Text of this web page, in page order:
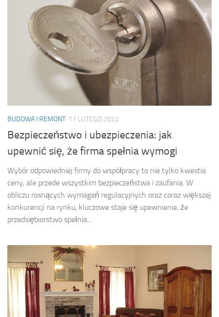
BUDOWA I REMONT 17 LUTEGO 2022
Bezpieczeństwo i ubezpieczenia: jak
upewnić się, że firma spełnia wymogi
Wybór odpowiedniej firmy do współpracy to nie tylko kwestia
ceny, ale przede wszystkim bezpieczeństwa i zaufania. W
obliczu rosnących wymagań regulacyjnych oraz coraz większej
konkurencji na rynku, kluczowe staje się upewnienie, że
przedsiębiorstwo spełnia...